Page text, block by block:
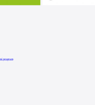
program